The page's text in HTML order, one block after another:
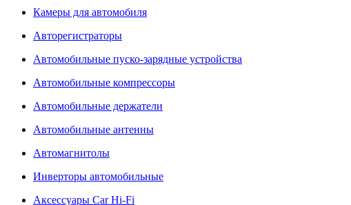
Камеры для автомобиля
Авторегистраторы
Автомобильные пуско-зарядные устройства
Автомобильные компрессоры
Автомобильные держатели
Автомобильные антенны
Автомагнитолы
Инверторы автомобильные
Аксессуары Car Hi-Fi